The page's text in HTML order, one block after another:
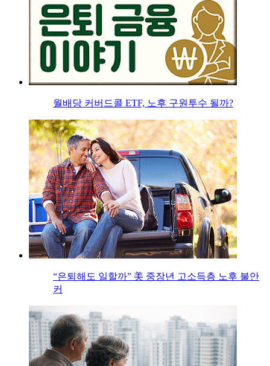
월배당 커버드콜 ETF, 노후 구원투수 될까?
“은퇴해도 일할까” 美 중장년 고소득층 노후 불안
커